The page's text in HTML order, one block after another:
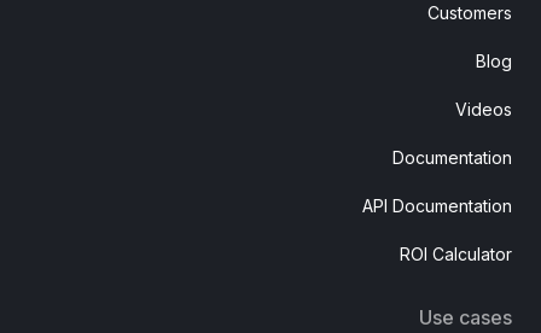
Customers
Blog
Videos
Documentation
API Documentation
ROI Calculator
Use cases